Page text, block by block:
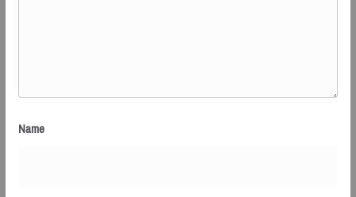
Name